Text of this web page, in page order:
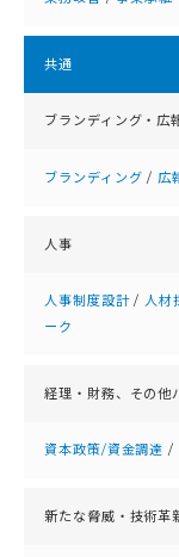
共通
ブランディング・広
ブランディング /広
人事
人事制度設計/ 人材
ーク
経理・財務、 その他
資本政策/資金調達 /
新たな脅威・技術革